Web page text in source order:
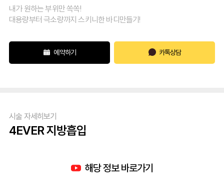
내가 원하는 부위만 쏙쏙!
대용량부터 극소량까지 스키니한 바디만들기!
예약하기 카톡상담
시술 자세히보기
4EVER 지방흡입
해당 정보 바로가기